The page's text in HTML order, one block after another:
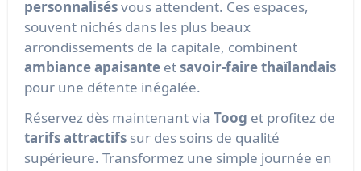
personnalisésvous attendent. Ces espaces,
souvent nichés dans les plus beaux
arrondissements de la capitale, combinent
ambiance apaisanteetsavoir-faire thaïlandais
pour une détente inégalée.
Réservez dès maintenant via Toog et profitez de
tarifs attractifssur des soins de qualité
supérieure. Transformez une simple journée en